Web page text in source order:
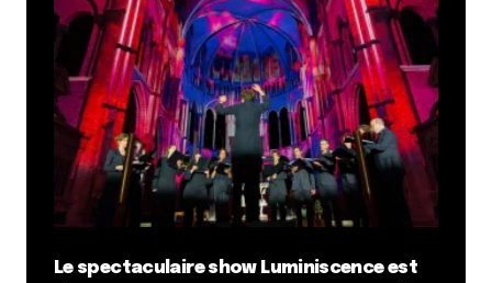
Le spectaculaire show Luminiscence est